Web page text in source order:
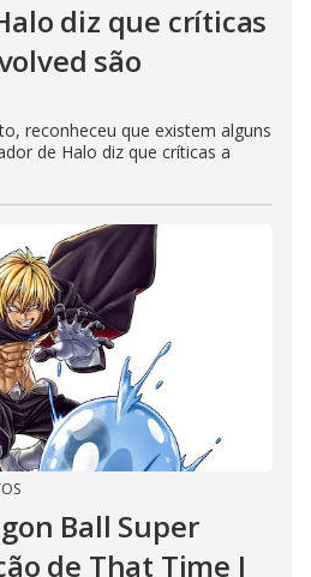
diz que críticas
são
reconheceu que existem alguns
de Halo diz que críticas a
Ball Super
de That Time I